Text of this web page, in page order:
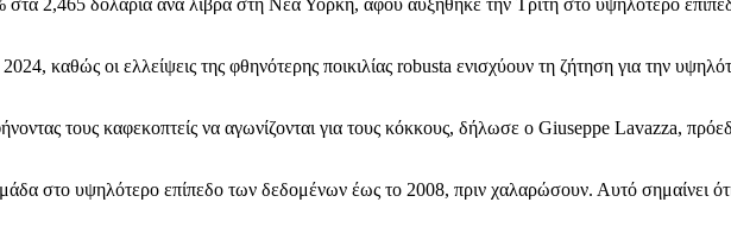
στα 2,465 δολάρια ανά λίβρα στη Νέα Υόρκη, αφού αυξήθηκε την Τρίτη στο υψηλότερο
καθώς οι ελλείψεις της φθηνότερης ποικιλίας robusta ενισχύουν τη ζήτηση για την
τους καφεκοπτείς να αγωνίζονται για τους κόκκους, δήλωσε ο Giuseppe Lavazza,
στο υψηλότερο επίπεδο των δεδομένων έως το 2008, πριν χαλαρώσουν. Αυτό σημαίνει ότι